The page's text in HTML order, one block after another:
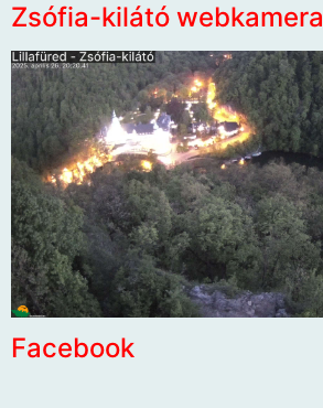
Zsófia-kilátó webkamera
Facebook